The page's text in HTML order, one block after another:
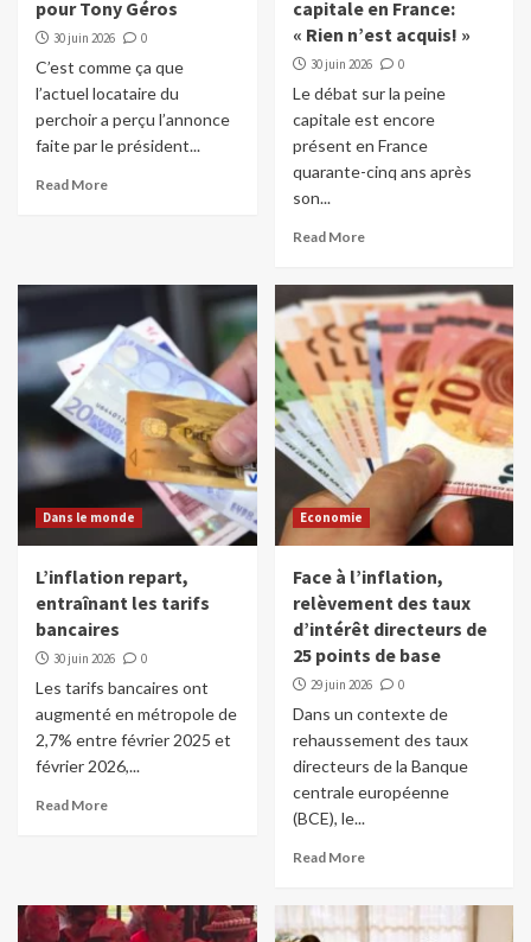
pour Tony Géros
30 juin 2026 0
C’est comme ça que
l’actuel locataire du
perchoir a perçu l’annonce
faite par le président...
Read More
capitale en France:
« Rien n’est acquis! »
30 juin 2026 0
Le débat sur la peine
capitale est encore
présent en France
quarante-cinq ans après
son...
Read More
Dans le monde
L’inflation repart,
entraînant les tarifs
bancaires
30 juin 2026 0
Les tarifs bancaires ont
augmenté en métropole de
2,7% entre février 2025 et
février 2026,...
Read More
Economie
Face à l’inflation,
relèvement des taux
d’intérêt directeurs de
25 points de base
29 juin 2026 0
Dans un contexte de
rehaussement des taux
directeurs de la Banque
centrale européenne
(BCE), le...
Read More